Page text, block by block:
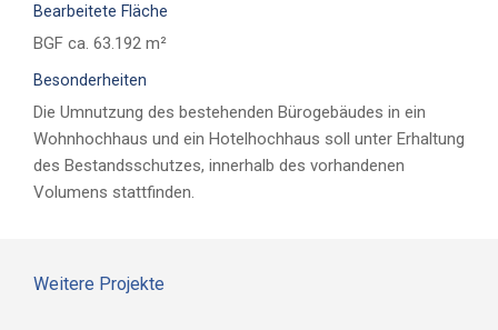
Bearbeitete Fläche
BGF ca. 63.192 m²
Besonderheiten
Die Umnutzung des bestehenden Bürogebäudes in ein
Wohnhochhaus und ein Hotelhochhaus soll unter Erhaltung
des Bestandsschutzes, innerhalb des vorhandenen
Volumens stattfinden.
Weitere Projekte